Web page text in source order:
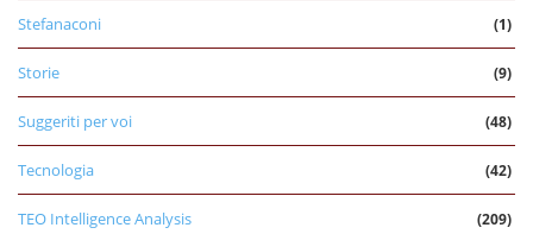
Stefanaconi (1)
Storie (9)
Suggeriti per voi (48)
Tecnologia (42)
TEO Intelligence Analysis (209)